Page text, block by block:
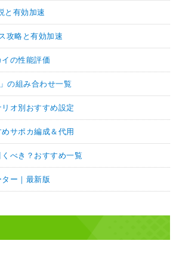
と有効加速
攻略と有効加速
の性能評価
の組み合わせ一覧
オ別おすすめ設定
サポカ編成＆代用
べき？おすすめ一覧
ー｜最新版